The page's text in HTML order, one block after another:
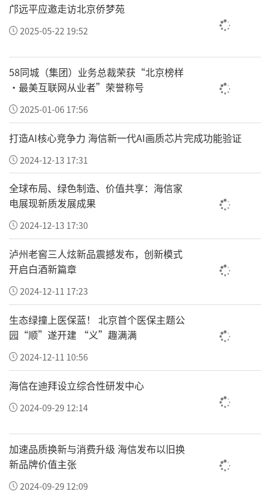
活动的举办收获了现场嘉宾及越南本地从业者
的积极评价，在场人士分享了对中国医疗品牌与跨
越南中国商会副会长彭子豪表示，在越中资企
业规模不断扩大，员工医疗保障一直是“隐形短
板”。今天的活动让他看到，跨境医疗合作不是停
留在纸面上的框架协议，而是实打实的解决方案。
期待这样的交流能够持续，真正惠及在越企业和员
工。
一位参会的越南本地医疗企业代表表示，中国
医疗品牌在技术和服务理念上的创新和系统化解决
方案让人印象深刻。“越南民众对高品质医疗服务
的需求正在快速提升，中国医疗健康企业的到来，
为本地市场带来了更多选择和更高标准。”
会后，活动还组织意向合作企业在越南河内市
开展多点位商贸考察与实地调研走访，深入对接当
邝远平应邀走访北京侨梦苑
2025-05-22 19:52
58同城（集团）业务总裁荣获“北京榜样
·最美互联网从业者”荣誉称号
2025-01-06 17:56
打造AI核心竞争力 海信新一代AI画质芯片完成功能验证
2024-12-13 17:31
全球布局、绿色制造、价值共享：海信家
电展现新质发展成果
2024-12-13 17:30
泸州老窖三人炫新品震撼发布，创新模式
开启白酒新篇章
2024-12-11 17:23
生态绿撞上医保蓝！ 北京首个医保主题公
园“顺”遂开建 “义”趣满满
2024-12-11 10:56
海信在迪拜设立综合性研发中心
2024-09-29 12:14
加速品质换新与消费升级 海信发布以旧换
新品牌价值主张
2024-09-29 12:09